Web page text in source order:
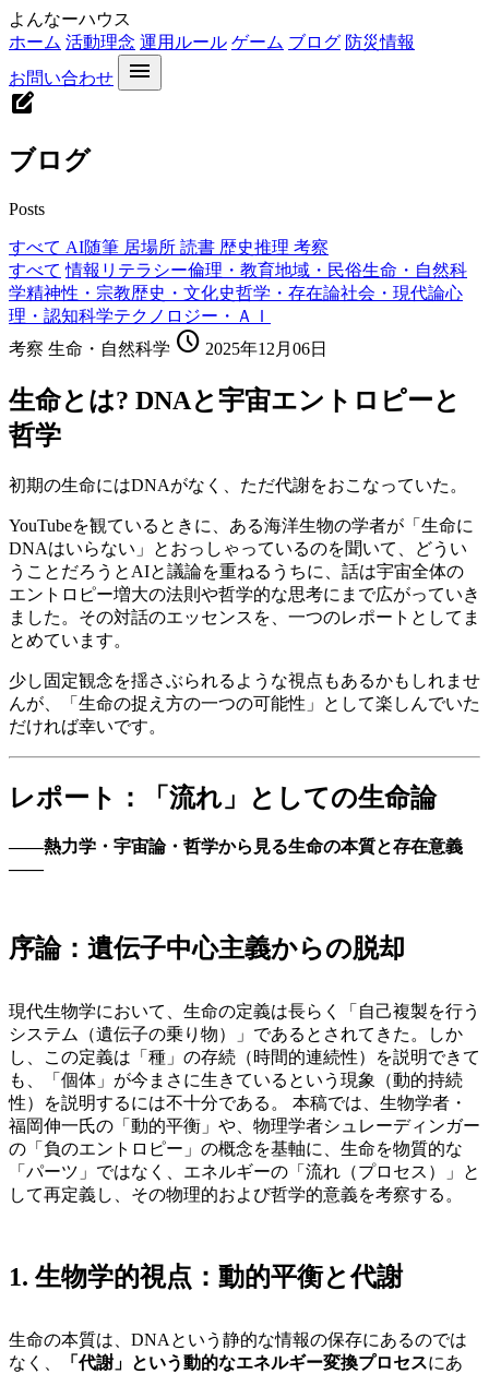
よんなーハウス
ホーム 活動理念 運用ルール ゲーム ブログ 防災情報
お問い合わせ
menu
edit_square
ブログ
Posts
すべて AI随筆 居場所 読書 歴史推理 考察
すべて 情報リテラシー倫理・教育地域・民俗生命・自然科
学精神性・宗教歴史・文化史哲学・存在論社会・現代論心
理・認知科学テクノロジー・ＡＩ
考察 生命・自然科学 schedule 2025年12月06日
生命とは? DNAと宇宙エントロピーと
哲学
初期の生命にはDNAがなく、ただ代謝をおこなっていた。
YouTubeを観ているときに、ある海洋生物の学者が「生命に
DNAはいらない」とおっしゃっているのを聞いて、どうい
うことだろうとAIと議論を重ねるうちに、話は宇宙全体の
エントロピー増大の法則や哲学的な思考にまで広がっていき
ました。その対話のエッセンスを、一つのレポートとしてま
とめています。
少し固定観念を揺さぶられるような視点もあるかもしれませ
んが、「生命の捉え方の一つの可能性」として楽しんでいた
だければ幸いです。
レポート：「流れ」としての生命論
——熱力学・宇宙論・哲学から見る生命の本質と存在意義
——
序論：遺伝子中心主義からの脱却
現代生物学において、生命の定義は長らく「自己複製を行う
システム（遺伝子の乗り物）」であるとされてきた。しか
し、この定義は「種」の存続（時間的連続性）を説明できて
も、「個体」が今まさに生きているという現象（動的持続
性）を説明するには不十分である。 本稿では、生物学者・
福岡伸一氏の「動的平衡」や、物理学者シュレーディンガー
の「負のエントロピー」の概念を基軸に、生命を物質的な
「パーツ」ではなく、エネルギーの「流れ（プロセス）」と
して再定義し、その物理的および哲学的意義を考察する。
1. 生物学的視点：動的平衡と代謝
生命の本質は、DNAという静的な情報の保存にあるのでは
なく、
「代謝」という動的なエネルギー変換プロセスにあ